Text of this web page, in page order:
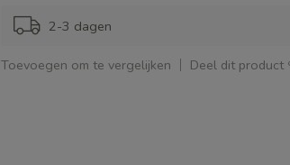
2-3 dagen
Toevoegen om te vergelijken Deel dit product